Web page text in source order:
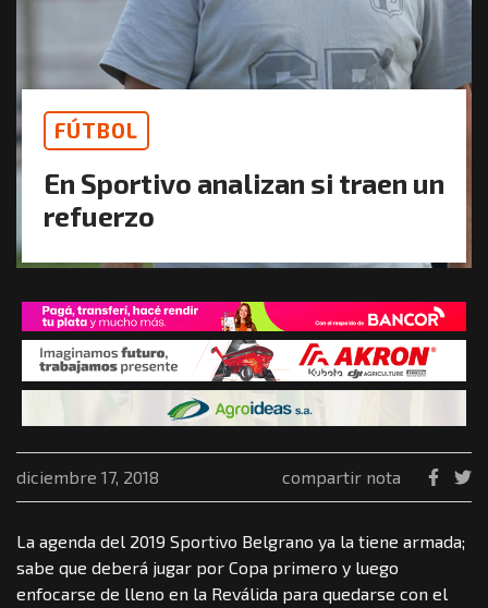
FÚTBOL
En Sportivo analizan si traen un
refuerzo
diciembre 17, 2018 compartir nota
La agenda del 2019 Sportivo Belgrano ya la tiene armada;
sabe que deberá jugar por Copa primero y luego
enfocarse de lleno en la Reválida para quedarse con el